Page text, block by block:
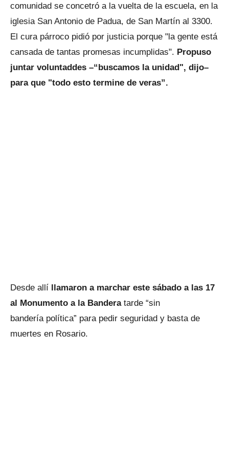
comunidad se concetró a la vuelta de la escuela, en la
iglesia San Antonio de Padua, de San Martín al 3300.
El cura párroco pidió por justicia porque "la gente está
cansada de tantas promesas incumplidas". Propuso
juntar voluntaddes –“buscamos la unidad", dijo–
para que "todo esto termine de veras”.
Desde allí llamaron a marchar este sábado a las 17
al Monumento a la Banderatarde “sin
bandería política” para pedir seguridad y basta de
muertes en Rosario.